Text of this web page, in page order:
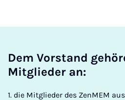
Dem Vorstand
Mitglieder an:
1. die Mitglieder des ZenMEM